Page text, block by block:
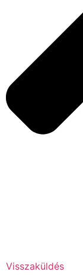
Visszaküldés